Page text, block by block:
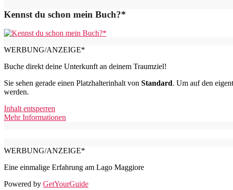
Kennst du schon mein Buch?*
WERBUNG/ANZEIGE*
Buche direkt deine Unterkunft an deinem Traumziel!
Sie sehen gerade einen Platzhalterinhalt von Standard. Um auf den
werden.
Inhalt entsperren
Mehr Informationen
WERBUNG/ANZEIGE*
Eine einmalige Erfahrung am Lago Maggiore
Powered by GetYourGuide